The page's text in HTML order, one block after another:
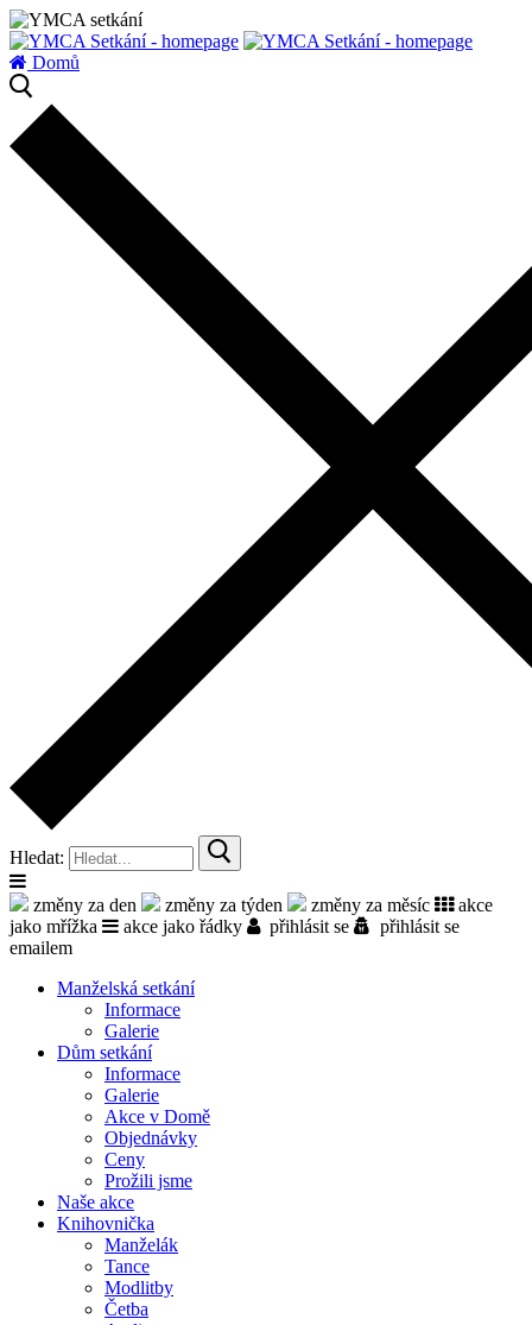
Domů
Hledat:
změny za den změny za týden změny za měsíc
akce
jako mřížka
akce jako řádky přihlásit se
přihlásit se
emailem
Manželská setkání
Informace
Galerie
Dům setkání
Informace
Galerie
Akce v Domě
Objed­návky
Ceny
Prožili jsme
Naše akce
Knihov­nička
Manželák
Tance
Modlitby
Četba
zatížení serveru